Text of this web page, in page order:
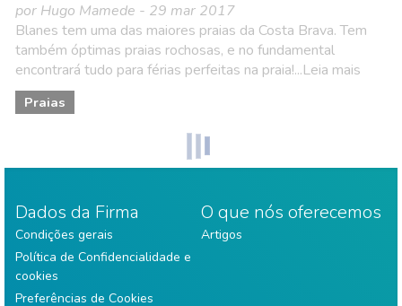
por Hugo Mamede - 29 mar 2017
Blanes tem uma das maiores praias da Costa Brava. Tem
também óptimas praias rochosas, e no fundamental
encontrará tudo para férias perfeitas na praia!...Leia mais
Praias
Dados da Firma
Condições gerais
Política de Confidencialidade e
cookies
Preferências de Cookies
O que nós oferecemos
Artigos